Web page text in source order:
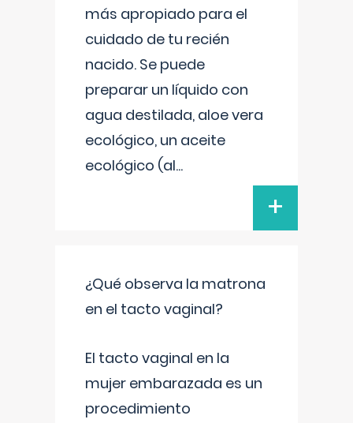
más apropiado para el
cuidado de tu recién
nacido. Se puede
preparar un líquido con
agua destilada, aloe vera
ecológico, un aceite
ecológico (al...
+
¿Qué observa la matrona
en el tacto vaginal?
El tacto vaginal en la
mujer embarazada es un
procedimiento